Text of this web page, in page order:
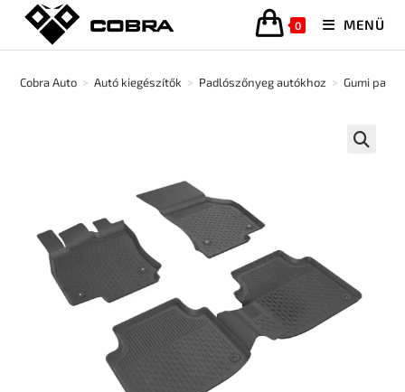
0 MENÜ
Cobra Auto > Autó kiegészítők > Padlószőnyeg autókhoz > Gumi